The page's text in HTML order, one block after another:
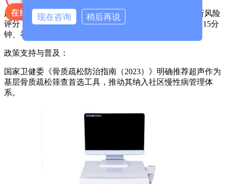
超声数据自动上传至健康管理APP，结合AI算法生成骨折风险
评分（如FRAX中国版），推送个性化建议（如每日日照15分
钟、补充维生素D 800IU）。
政策支持与普及：
国家卫健委《骨质疏松防治指南（2023）》明确推荐超声作为
基层骨质疏松筛查首选工具，推动其纳入社区慢性病管理体
系。
现在咨询 稍后再说